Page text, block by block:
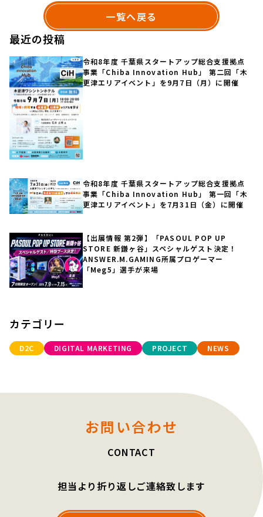
一覧へ戻る
最近の投稿
令和8年度 千葉県スタートアップ総合支援拠点
事業「Chiba Innovation Hub」 第二回「木
更津エリアイベント」を9月7日（月）に開催
令和8年度 千葉県スタートアップ総合支援拠点
事業「Chiba Innovation Hub」 第一回「木
更津エリアイベント」を7月31日（金）に開催
【出展情報 第2弾】「PASOUL POP UP
STORE 新鎌ヶ谷」スペシャルゲスト決定！
ANSWER.M.GAMING所属プロゲーマー
「Meg5」選手が来場
カテゴリー
D2C DIGITAL MARKETING PROJECT NEWS
お問い合わせ
CONTACT
担当より折り返しご連絡致します